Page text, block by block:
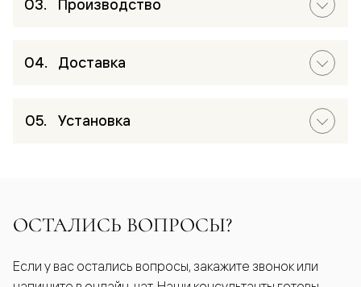
Производство
Доставка
Установка
ОСТАЛИСЬ ВОПРОСЫ?
Если у вас остались вопросы, закажите звонок или